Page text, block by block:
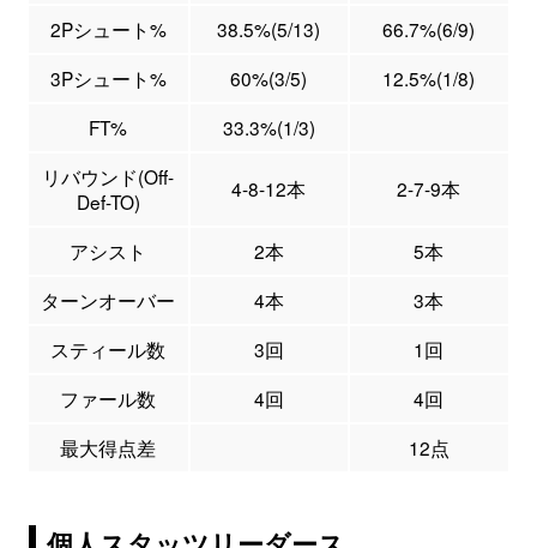
2Pシュート%
38.5%(5/13)
66.7%(6/9)
3Pシュート%
60%(3/5)
12.5%(1/8)
FT%
33.3%(1/3)
リバウンド(Off-
Def-TO)
4-8-12本 2-7-9本
アシスト 2本
5本
ターンオーバー
4本
3本
スティール数
3回
1回
ファール数
4回
4回
最大得点差
12点